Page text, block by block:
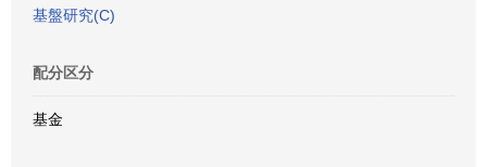
基盤研究(C)
配分区分
基金